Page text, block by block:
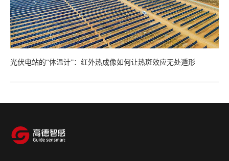
光伏电站的“体温计”：红外热成像如何让热斑效应无处遁形